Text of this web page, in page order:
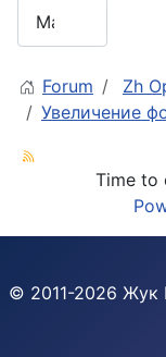
Forum Zh
Увеличение
Time to
© 2011-2026 Жук